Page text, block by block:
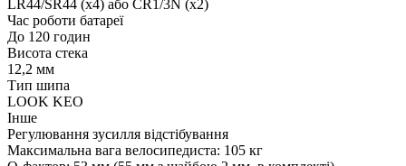
LR44/SR44 (x4) або CR1/3N (x2)
Час роботи батареї
До 120 годин
Висота стека
12,2 мм
Тип шипа
LOOK KEO
Інше
Регулювання зусилля відстібування
Максимальна вага велосипедиста: 105 кг